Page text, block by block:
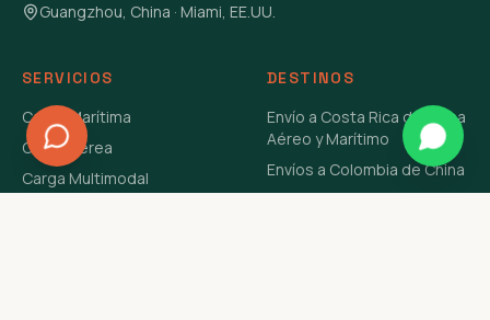
Guangzhou, China · Miami, EE.UU.
SERVICIOS
Carga Marítima
Carga Aérea
Carga Multimodal
DESTINOS
Envío a Costa Rica de China
Aéreo y Marítimo
Envíos a Colombia de China